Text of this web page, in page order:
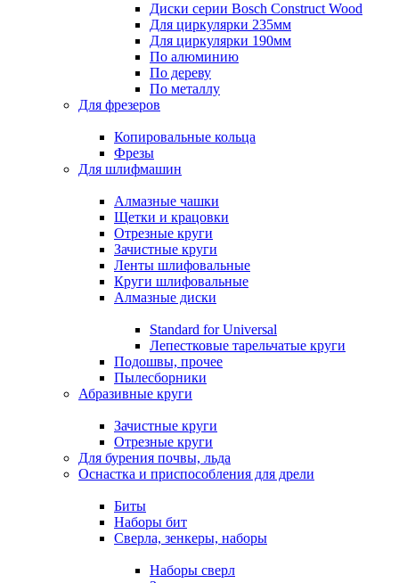
Диски серии Bosch Construct Wood
Для циркулярки 235мм
Для циркулярки 190мм
По алюминию
По дереву
По металлу
Для фрезеров
Копировальные кольца
Фрезы
Для шлифмашин
Алмазные чашки
Щетки и крацовки
Отрезные круги
Зачистные круги
Ленты шлифовальные
Круги шлифовальные
Алмазные диски
Standard for Universal
Лепестковые тарельчатые круги
Подошвы, прочее
Пылесборники
Абразивные круги
Зачистные круги
Отрезные круги
Для бурения почвы, льда
Оснастка и приспособления для дрели
Биты
Наборы бит
Сверла, зенкеры, наборы
Наборы сверл